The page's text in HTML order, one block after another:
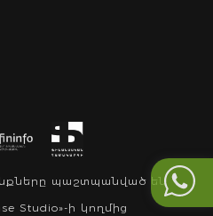
պաշտպանված են
Studio»-ի կողմից